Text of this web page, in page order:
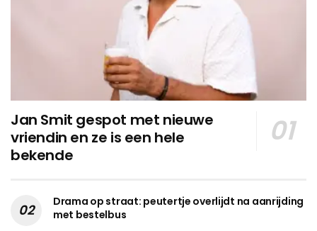
Jan Smit gespot met nieuwe
vriendin en ze is een hele
bekende
Drama op straat: peutertje overlijdt na aanrijding
met bestelbus